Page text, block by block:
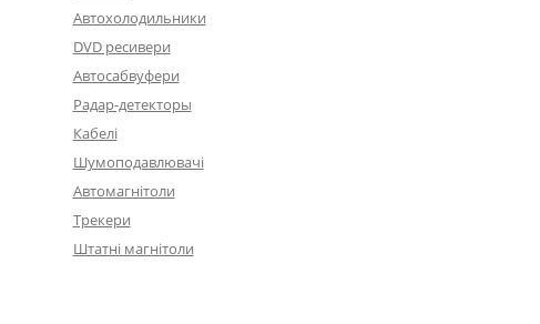
Автохолодильники
DVD ресивери
Автосабвуфери
Радар-детекторы
Кабелі
Шумоподавлювачі
Автомагнітоли
Трекери
Штатні магнітоли